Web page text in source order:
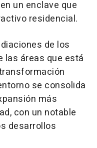
un enclave que
residencial.
de los
las áreas que está
se consolida
más
con un notable
desarrollos